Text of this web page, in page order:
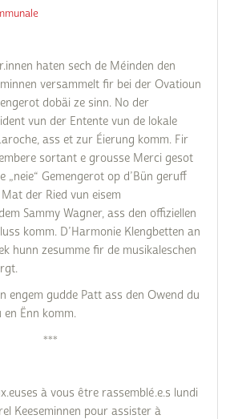
haten sech de Méinden den
versammelt fir bei der Ovatioun
dobäi ze sinn. No der
vun der Entente vun de lokale
ass et zur Éierung komm. Fir
sortant e grousse Merci gesot
„neie“ Gemengerot op d’Bün geruff
der Ried vun eisem
Sammy Wagner, ass den offiziellen
komm. D’Harmonie Klengbetten an
hunn zesumme fir de musikaleschen
engem gudde Patt ass den Owend du
en Ënn komm.
***
à vous être rassemblé.e.s lundi
Keeseminnen pour assister à